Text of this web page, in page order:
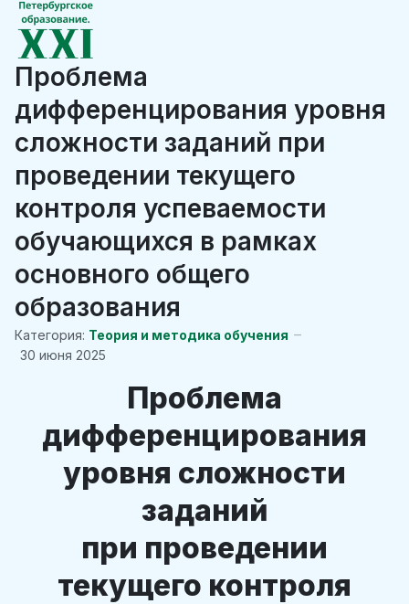
Проблема
дифференцирования уровня
сложности заданий при
проведении текущего
контроля успеваемости
обучающихся в рамках
основного общего
образования
Категория: Теория и методика обучения
30 июня 2025
Проблема
дифференцирования
уровня сложности
заданий
при проведении
текущего контроля